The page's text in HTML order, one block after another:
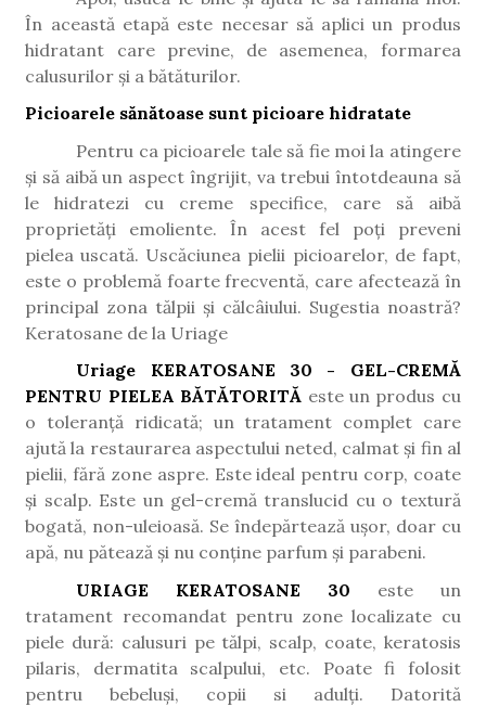
În această etapă este necesar să aplici un produs
hidratant care previne, de asemenea, formarea
calusurilor și a bătăturilor.
Picioarele sănătoase sunt picioare hidratate
Pentru ca picioarele tale să fie moi la atingere
și să aibă un aspect îngrijit, va trebui întotdeauna să
le hidratezi cu creme specifice, care să aibă
proprietăți emoliente. În acest fel poți preveni
pielea uscată. Uscăciunea pielii picioarelor, de fapt,
este o problemă foarte frecventă, care afectează în
principal zona tălpii și călcâiului. Sugestia noastră?
Keratosane de la Uriage
Uriage KERATOSANE 30 - GEL-CREMĂ
PENTRU PIELEA BĂTĂTORITĂ este un produs cu
o toleranță ridicată; un tratament complet care
ajută la restaurarea aspectului neted, calmat și fin al
pielii, fără zone aspre. Este ideal pentru corp, coate
și scalp. Este un gel-cremă translucid cu o textură
bogată, non-uleioasă. Se îndepărtează ușor, doar cu
apă, nu pătează și nu conține parfum și parabeni.
URIAGE KERATOSANE 30 este un
tratament recomandat pentru zone localizate cu
piele dură: calusuri pe tălpi, scalp, coate, keratosis
pilaris, dermatita scalpului, etc. Poate fi folosit
pentru bebeluși, copii si adulți.
Datorită